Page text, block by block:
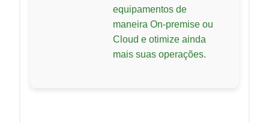
equipamentos de
maneira On-premise ou
Cloud e otimize ainda
mais suas operações.